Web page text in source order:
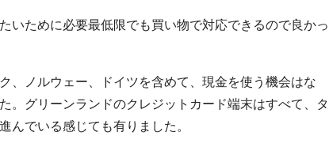
いために必要最低限でも買い物で対応できるので良かっ
、ノルウェー、ドイツを含めて、現金を使う機会はな
。グリーンランドのクレジットカード端末はすべて、タ
んでいる感じても有りました。